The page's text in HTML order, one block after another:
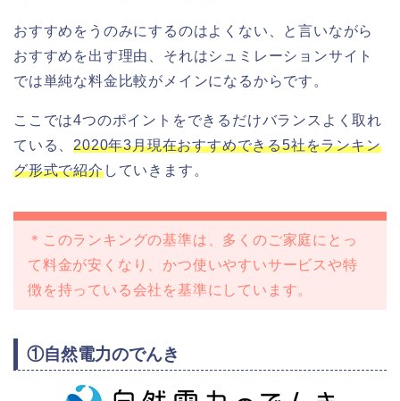
おすすめをうのみにするのはよくない、と言いながら
おすすめを出す理由、それはシュミレーションサイト
では単純な料金比較がメインになるからです。
ここでは4つのポイントをできるだけバランスよく取れ
ている、2020年3月現在おすすめできる5社をランキン
グ形式で紹介していきます。
＊このランキングの基準は、多くのご家庭にとっ
て料金が安くなり、かつ使いやすいサービスや特
徴を持っている会社を基準にしています。
①自然電力のでんき